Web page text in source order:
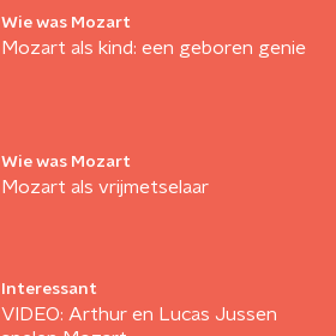
Wie was Mozart
Mozart als kind: een geboren genie
Wie was Mozart
Mozart als vrijmetselaar
Interessant
VIDEO: Arthur en Lucas Jussen